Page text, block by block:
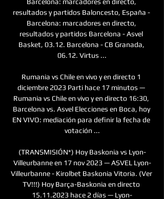
resultados y partidos Baloncesto, España -
Barcelona: marcadores en directo,
resultados y partidos Barcelona - Asvel
Basket, 03.12. Barcelona - CB Granada,
06.12. Virtus ...
Rumania vs Chile en vivo y en directo 1
diciembre 2023 Parti hace 17 minutos —
Rumania vs Chile en vivo y en directo 16:30,
Barcelona vs. Asvel Elecciones en Boca, hoy
EN VIVO: mediación para definir la fecha de
votación ...
(TRANSMISIÓN*) Hoy Baskonia vs Lyon-
Villeurbanne en 17 nov 2023 — ASVEL Lyon-
Villeurbanne - Kirolbet Baskonia Vitoria. (Ver
TV!!!) Hoy Barça-Baskonia en directo
15.11.2023 hace 2 días — Lyon-